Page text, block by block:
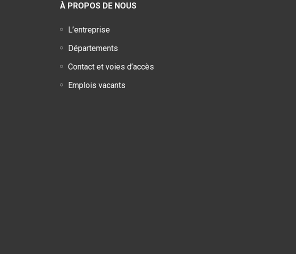
À PROPOS DE NOUS
L’entreprise
Départements
Contact et voies d’accès
Emplois vacants